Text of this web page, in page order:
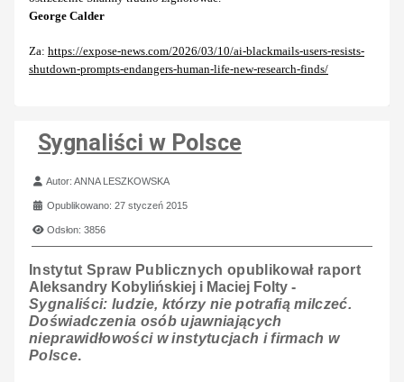
George Calder
Za: https://expose-news.com/2026/03/10/ai-blackmails-users-resists-
shutdown-prompts-endangers-human-life-new-research-finds/
Sygnaliści w Polsce
Szczegóły
Autor:ANNA LESZKOWSKA
Opublikowano: 27 styczeń 2015
Odsłon: 3856
Instytut Spraw Publicznych opublikował raport
Aleksandry Kobylińskiej i Maciej Folty -
Sygnaliści: ludzie, którzy nie potrafią milczeć.
Doświadczenia osób ujawniających
nieprawidłowości w instytucjach i firmach w
Polsce.